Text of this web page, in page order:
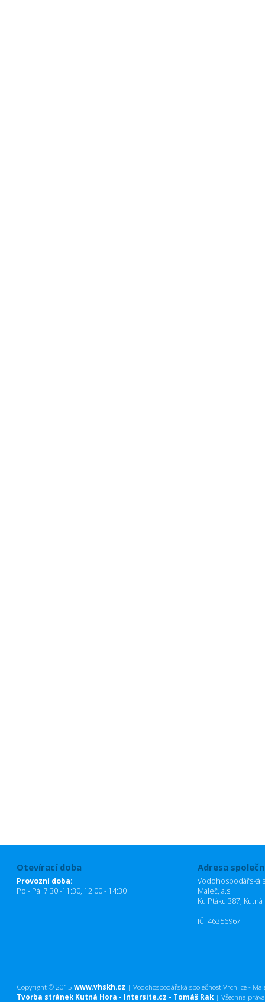
Otevírací doba
Provozní doba:
Po - Pá: 7:30 -11:30, 12:00 - 14:30
Adresa
Vodohospodářská
Maleč, a.s.
Ku Ptáku 387,
IČ: 46356967
Copyright © 2015 www.vhskh.cz | Vodohospodářská společnost Vrchlice -
Tvorba stránek Kutná Hora - Intersite.cz - Tomáš Rak | Všechna